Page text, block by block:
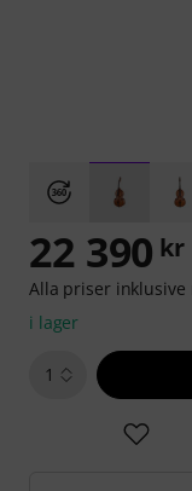
22 390 kr
Alla priser inklusive
i lager
1